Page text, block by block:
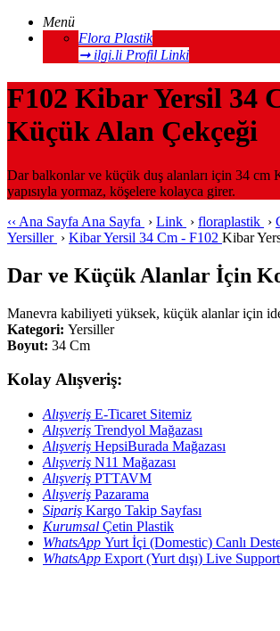
Menü
Flora Plastik
➞ ilgi.li Profil Linki
F102 Kibar Yersil 34
Küçük Alan Çekçeği
Dar balkonlar ve küçük duş alanları için 34 cm
yapısıyla yormaz, köşelere kolayca girer.
‹‹ Ana Sayfa Ana Sayfa › Link › floraplastik ›
Yersiller › Kibar Yersil 34 Cm - F102 Kibar
Dar ve Küçük Alanlar İçin
Manevra kabiliyeti yüksek, küçük alanlar için
Kategori: Yersiller
Boyut: 34 Cm
Kolay Alışveriş:
Alışveriş E-Ticaret Sitemiz
Alışveriş Trendyol Mağazası
Alışveriş HepsiBurada Mağazası
Alışveriş N11 Mağazası
Alışveriş PTTAVM
Alışveriş Pazarama
Sipariş Kargo Takip Sayfası
Kurumsal Çetin Plastik
WhatsApp Yurt İçi (Domestic) Canlı
WhatsApp Export (Yurt dışı) Live Support